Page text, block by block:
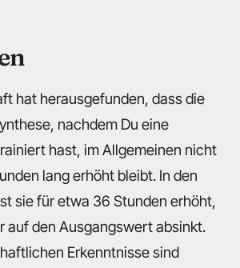
hat herausgefunden, dass die
nachdem Du eine
hast, im Allgemeinen nicht
lang erhöht bleibt. In den
sie für etwa 36 Stunden erhöht,
auf den Ausgangswert absinkt.
Erkenntnisse sind